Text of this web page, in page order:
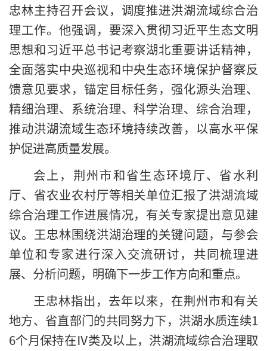
忠林主持召开会议，调度推进洪湖流域综合治
理工作。他强调，要深入贯彻习近平生态文明
思想和习近平总书记考察湖北重要讲话精神，
全面落实中央巡视和中央生态环境保护督察反
馈意见要求，锚定目标任务，强化源头治理、
精细治理、系统治理、科学治理、综合治理，
推动洪湖流域生态环境持续改善，以高水平保
护促进高质量发展。
会上，荆州市和省生态环境厅、省水利
厅、省农业农村厅等相关单位汇报了洪湖流域
综合治理工作进展情况，有关专家提出意见建
议。王忠林围绕洪湖治理的关键问题，与参会
单位和专家进行深入交流研讨，共同梳理进
展、分析问题，明确下一步工作方向和重点。
王忠林指出，去年以来，在荆州市和有关
地方、省直部门的共同努力下，洪湖水质连续1
6个月保持在Ⅳ类及以上，洪湖流域综合治理取